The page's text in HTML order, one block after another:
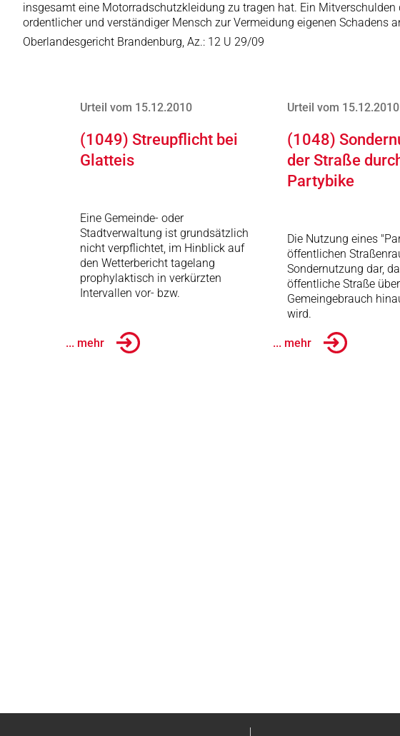
insgesamt eine Motorradschutzkleidung zu tragen hat. Ein
ordentlicher und verständiger Mensch zur Vermeidung eigenen Schadens
Oberlandesgericht Brandenburg, Az.: 12 U 29/09
Urteil vom 15.12.2010
(1049) Streupflicht bei
Glatteis
Eine Gemeinde- oder
Stadtverwaltung ist grundsätzlich
nicht verpflichtet, im Hinblick auf
den Wetterbericht tagelang
prophylaktisch in verkürzten
Intervallen vor- bzw.
... mehr
Urteil vom 15.12.2010
(1048)
der Straße
Partybike
Die Nutzung eines
öffentlichen
Sondernutzung dar,
öffentliche Straße
Gemeingebrauch
wird.
... mehr